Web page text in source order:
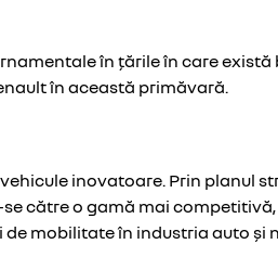
în țările în care există
în această primăvară.
inovatoare. Prin planul
către o gamă mai
mobilitate în industria auto și